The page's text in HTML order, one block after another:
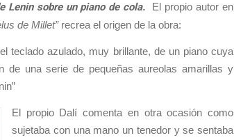
Lenin sobre un piano de cola. El propio autor en
de Millet”recrea el origen de la obra:
teclado azulado, muy brillante, de un piano cuya
de una serie de pequeñas aureolas amarillas y
El propio Dalí comenta en otra ocasión como
sujetaba con una mano un tenedor y se sentaba